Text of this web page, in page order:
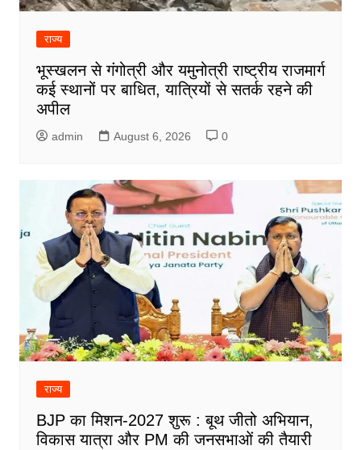
राज्य
भूस्खलन से गंगोत्री और यमुनोत्री राष्ट्रीय राजमार्ग
कई स्थानों पर बाधित, यात्रियों से सतर्क रहने की
अपील
admin August 6, 2026 0
राज्य
BJP का मिशन-2027 शुरू : बूथ जीतो अभियान,
विकास यात्रा और PM की जनसभाओं की तैयारी